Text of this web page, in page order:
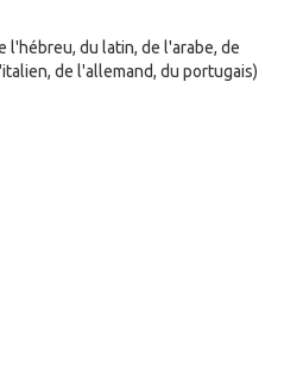
l'hébreu, du latin, de l'arabe, de
de l'allemand, du portugais)